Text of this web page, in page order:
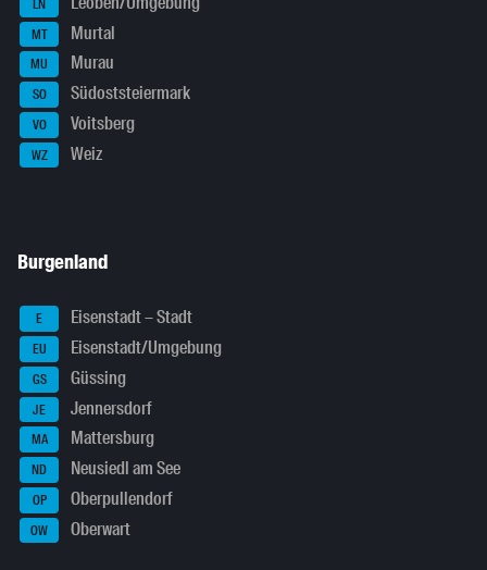
LN
MT Murtal
MU Murau
SO Südoststeiermark
VO Voitsberg
WZ Weiz
Burgenland
E Eisenstadt – Stadt
EU Eisenstadt/Umgebung
GS Güssing
JE Jennersdorf
MA Mattersburg
ND Neusiedl am See
OP Oberpullendorf
OW Oberwart